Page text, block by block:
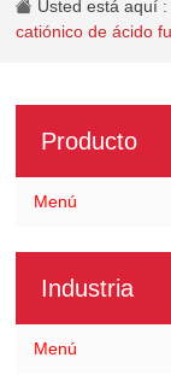
Usted está aquí
catiónico de ácido
Producto
Menú
Industria
Menú